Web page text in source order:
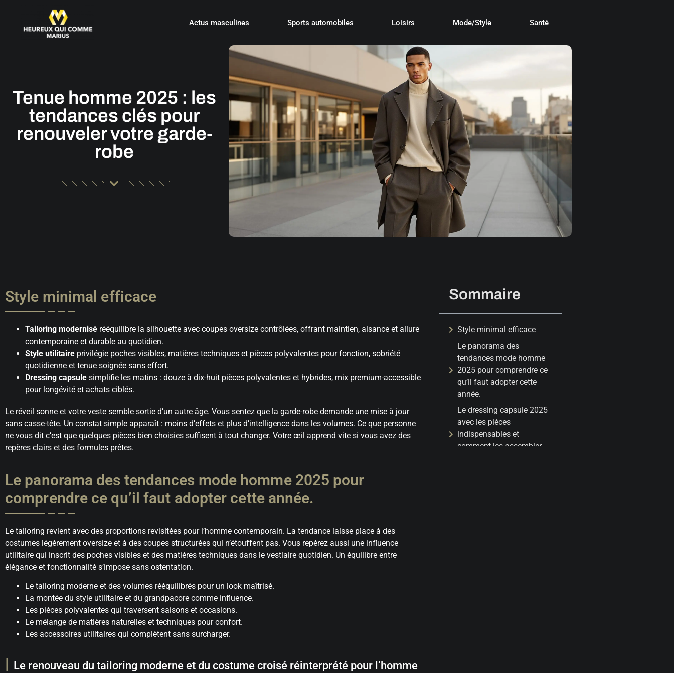
Actus masculines Sports automobiles Loisirs Mode/Style Santé
Tenue homme 2025 : les
tendances clés pour
renouveler votre garde-
robe
Style minimal efficace
Tailoring modernisé rééquilibre la silhouette avec coupes oversize contrôlées, offrant maintien, aisance et allure
contemporaine et durable au quotidien.
Style utilitaire privilégie poches visibles, matières techniques et pièces polyvalentes pour fonction, sobriété
quotidienne et tenue soignée sans effort.
Dressing capsule simplifie les matins : douze à dix-huit pièces polyvalentes et hybrides, mix premium-accessible
pour longévité et achats ciblés.
Le réveil sonne et votre veste semble sortie d’un autre âge. Vous sentez que la garde-robe demande une mise à jour
sans casse-tête. Un constat simple apparaît : moins d’effets et plus d’intelligence dans les volumes. Ce que personne
ne vous dit c’est que quelques pièces bien choisies suffisent à tout changer. Votre œil apprend vite si vous avez des
repères clairs et des formules prêtes.
Le panorama des tendances mode homme 2025 pour
comprendre ce qu’il faut adopter cette année.
Le tailoring revient avec des proportions revisitées pour l’homme contemporain. La tendance laisse place à des
costumes légèrement oversize et à des coupes structurées qui n’étouffent pas. Vous repérez aussi une influence
utilitaire qui inscrit des poches visibles et des matières techniques dans le vestiaire quotidien. Un équilibre entre
élégance et fonctionnalité s’impose sans ostentation.
Le tailoring moderne et des volumes rééquilibrés pour un look maîtrisé.
La montée du style utilitaire et du grandpacore comme influence.
Les pièces polyvalentes qui traversent saisons et occasions.
Le mélange de matières naturelles et techniques pour confort.
Les accessoires utilitaires qui complètent sans surcharger.
Le renouveau du tailoring moderne et du costume croisé réinterprété pour l’homme
Sommaire
Style minimal efficace
Le panorama des
tendances mode homme
2025 pour comprendre ce
qu’il faut adopter cette
année.
Le dressing capsule 2025
avec les pièces
indispensables et
comment les assembler